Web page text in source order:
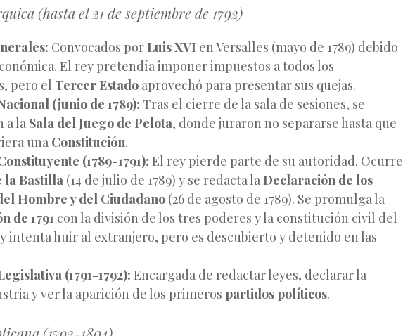
(hasta el 21 de septiembre de 1792)
Convocados porLuis XVI en Versalles (mayo de 1789) debido
El rey pretendía imponer impuestos a todos los
pero el Tercer Estado aprovechó para presentar sus quejas.
(junio de 1789): Tras el cierre de la sala de sesiones, se
a la Sala del Juego de Pelota, donde juraron no separarse hasta que
una Constitución.
(1789-1791): El rey pierde parte de su autoridad. Ocurre
la Bastilla (14 de julio de 1789) y se redacta la Declaración de los
Hombre y del Ciudadano (26 de agosto de 1789). Se promulga la
de 1791 con la división de los tres poderes y la constitución civil del
intenta huir al extranjero, pero es descubierto y detenido en las
(1791-1792): Encargada de redactar leyes, declarar la
y ver la aparición de los primeros partidos políticos.